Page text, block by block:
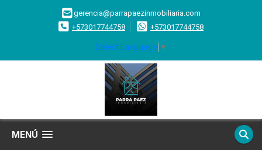
gerencia@parrapaezinmobiliaria.com
+573017744758
+573017744758
Select Language ▼
MENÚ